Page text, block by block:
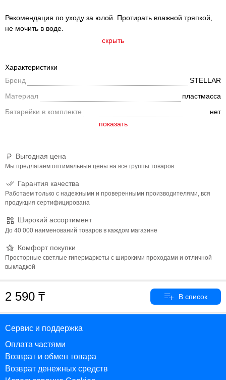
Рекомендация по уходу за юлой. Протирать влажной тряпкой,
не мочить в воде.
скрыть
Выгодная цена
Мы предлагаем оптимальные цены на все группы товаров
Гарантия качества
Работаем только с надежными и проверенными производителями, вся
продукция сертифицирована
Широкий ассортимент
До 40 000 наименований товаров в каждом магазине
Комфорт покупки
Просторные светлые гипермаркеты с широкими проходами и отличной
выкладкой
Характеристики
Бренд
STELLAR
Материал
пластмасса
Батарейки в комплекте
нет
2 590
Сервис и поддержка
Оплата частями
Возврат и обмен товара
Возврат денежных средств